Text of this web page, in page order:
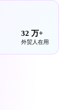
32 万+
外贸人在用